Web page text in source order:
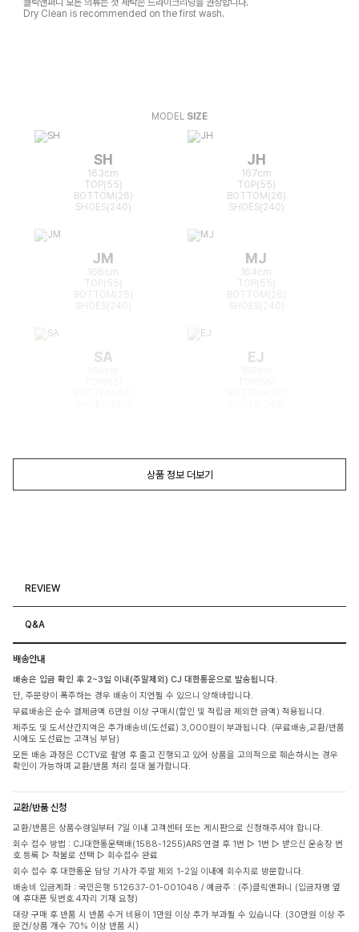
Dry Clean is recommended on the first wash.
MODEL SIZE
SH
163cm
TOP(55)
BOTTOM(26)
SHOES(240)
JH
167cm
TOP(55)
BOTTOM(26)
SHOES(240)
JM
166cm
TOP(55)
BOTTOM(25)
MJ
164cm
TOP(55)
BOTTOM(26)
SA EJ
상품 정보 더보기
REVIEW
Q&A
배송안내
배송은 입금 확인 후 2~3일 이내(주말제외) CJ 대한통운으로 발송됩니다.
단, 주문량이 폭주하는 경우 배송이 지연될 수 있으니 양해바랍니다.
무료배송은 순수 결제금액 6만원 이상 구매시(할인 및 적립금 제외한 금액) 적용됩니다.
제주도 및 도서산간지역은 추가배송비(도선료) 3,000원이 부과됩니다. (무료배송,교환/반품
시에도 도선료는 고객님 부담)
모든 배송 과정은 CCTV로 촬영 후 출고 진행되고 있어 상품을 고의적으로 훼손하시는 경우
확인이 가능하며 교환/반품 처리 절대 불가합니다.
교환/반품 신청
교환/반품은 상품수령일부터 7일 이내 고객센터 또는 게시판으로 신청해주셔야 합니다.
회수 접수 방법 : CJ대한통운택배(1588-1255)ARS 연결 후 1번 ▷ 1번 ▷ 받으신 운송장 번
호 등록 ▷ 착불로 선택 ▷ 회수접수 완료
회수 접수 후 대한통운 담당 기사가 주말 제외 1-2일 이내에 회수지로 방문합니다.
배송비 입금계좌 : 국민은행 512637-01-001048 / 예금주 : (주)클릭앤퍼니 (입금자명 옆
에 휴대폰 뒷번호 4자리 기재 요청)
대량 구매 후 반품 시 반품 수거 비용이 1만원 이상 추가 부과될 수 있습니다. (30만원 이상 주
문건/상품 개수 70% 이상 반품 시)